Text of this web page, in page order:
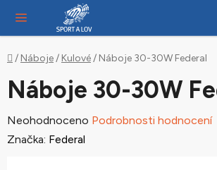
obsah
Domů
/ Náboje/ Kulové/ Náboje 30-30W Federal
Náboje 30-30W
Průměrné
hodnocení
Neohodnoceno Podrobnosti hodnocení
Značka: Federal